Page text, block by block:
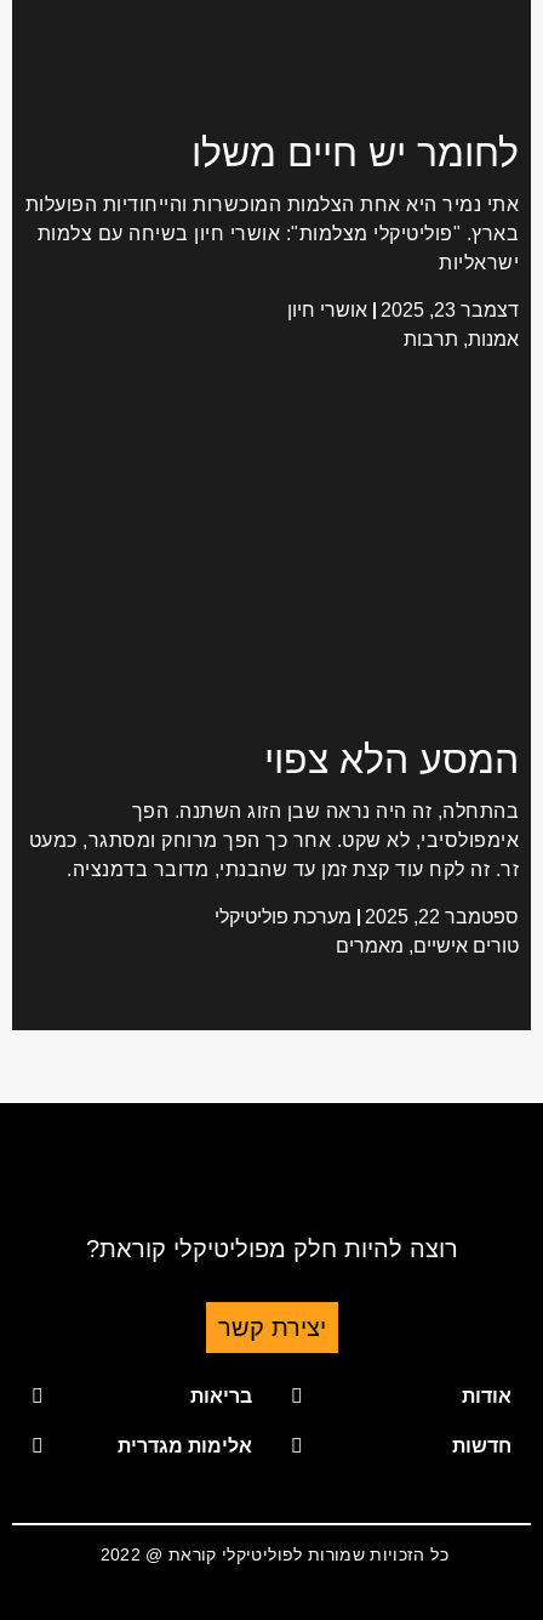
לחומר יש חיים משלו
אתי נמיר היא אחת הצלמות המוכשרות והייחודיות הפועלות
בארץ. "פוליטיקלי מצלמות": אושרי חיון בשיחה עם צלמות
ישראליות
דצמבר 23, 2025
אושרי חיון
אמנות, תרבות
המסע הלא צפוי
בהתחלה, זה היה נראה שבן הזוג השתנה. הפך
אימפולסיבי, לא שקט. אחר כך הפך מרוחק ומסתגר, כמעט
זר. זה לקח עוד קצת זמן עד שהבנתי, מדובר בדמנציה.
ספטמבר 22, 2025
מערכת פוליטיקלי
טורים אישיים, מאמרים
רוצה להיות חלק מפוליטיקלי קוראת?
יצירת קשר
אודות
חדשות
בריאות
אלימות מגדרית
כל הזכויות שמורות לפוליטיקלי קוראת @ 2022